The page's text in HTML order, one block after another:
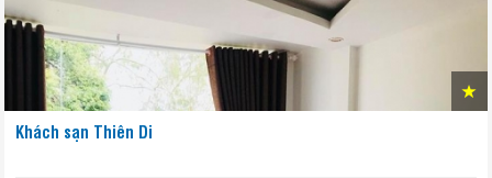
Khách sạn Thiên Di